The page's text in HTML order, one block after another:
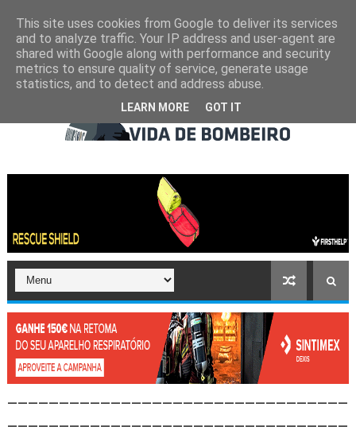
This site uses cookies from Google to deliver its services
and to analyze traffic. Your IP address and user-agent are
shared with Google along with performance and security
metrics to ensure quality of service, generate usage
statistics, and to detect and address abuse.
LEARN MORE GOT IT